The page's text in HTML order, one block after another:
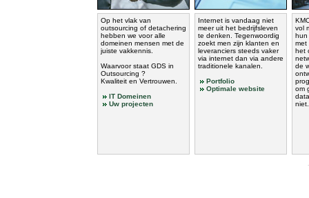
Op het vlak van
outsourcing of detachering
hebben we voor alle
domeinen mensen met de
juiste vakkennis.
Waarvoor staat GDS in
Outsourcing ?
Kwaliteit en Vertrouwen.
IT Domeinen
Uw projecten
Internet is vandaag niet
meer uit het bedrijfsleven
te denken. Tegenwoordig
zoekt men zijn klanten en
leveranciers steeds vaker
via internet dan via andere
traditionele kanalen.
Portfolio
Optimale website
vol
hun
met
het
de
om
niet.